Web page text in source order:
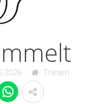
Triesen